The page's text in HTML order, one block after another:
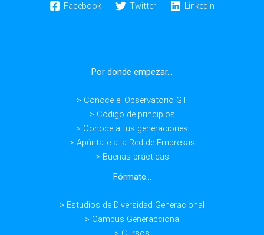
Facebook Twitter Linkedin
Por donde empezar...
> Conoce el Observatorio GT
> Código de principios
> Conoce a tus generaciones
> Apúntate a la Red de Empresas
> Buenas prácticas
Fórmate...
> Estudios de Diversidad Generacional
> Campus Generacciona